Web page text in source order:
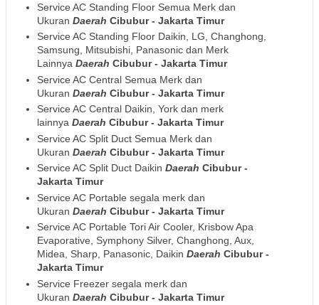
Service AC Standing Floor Semua Merk dan
Ukuran Daerah Cibubur - Jakarta Timur
Service AC Standing Floor Daikin, LG, Changhong,
Samsung, Mitsubishi, Panasonic dan Merk
Lainnya Daerah Cibubur - Jakarta Timur
Service AC Central Semua Merk dan
Ukuran Daerah Cibubur - Jakarta Timur
Service AC Central Daikin, York dan merk
lainnya Daerah Cibubur - Jakarta Timur
Service AC Split Duct Semua Merk dan
Ukuran Daerah Cibubur - Jakarta Timur
Service AC Split Duct Daikin Daerah Cibubur -
Jakarta Timur
Service AC Portable segala merk dan
Ukuran Daerah Cibubur - Jakarta Timur
Service AC Portable Tori Air Cooler, Krisbow Apa
Evaporative, Symphony Silver, Changhong, Aux,
Midea, Sharp, Panasonic, Daikin Daerah Cibubur -
Jakarta Timur
Service Freezer segala merk dan
Ukuran Daerah Cibubur - Jakarta Timur